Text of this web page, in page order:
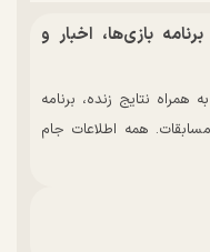
2026 | نتایج، برنامه بازی‌ها، اخبار و
مشاهده جدول کامل جام جهانی 2026 به همراه نتایج زنده، برنامه
همه اطلاعات جام